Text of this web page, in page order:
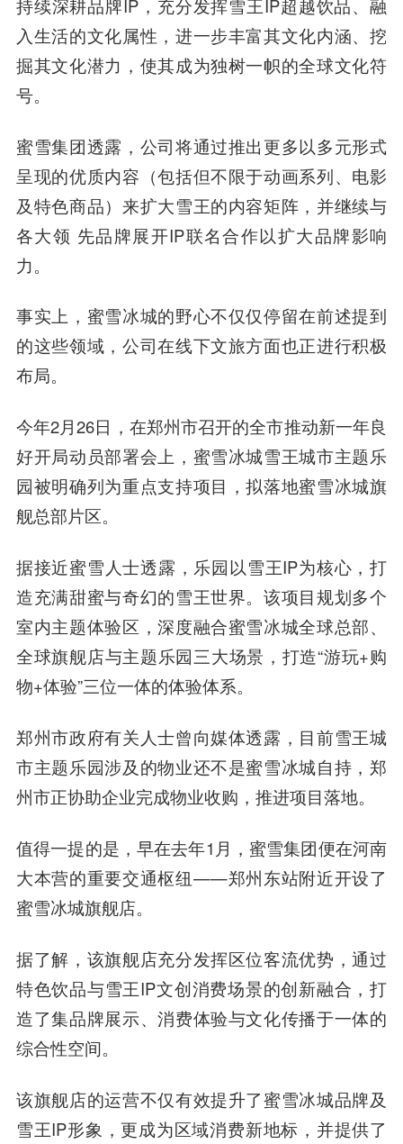
持续深耕品牌IP，充分发挥雪王IP超越饮品、融
入生活的文化属性，进一步丰富其文化内涵、挖
掘其文化潜力，使其成为独树一帜的全球文化符
号。
蜜雪集团透露，公司将通过推出更多以多元形式
呈现的优质内容（包括但不限于动画系列、电影
及特色商品）来扩大雪王的内容矩阵，并继续与
各大领 先品牌展开IP联名合作以扩大品牌影响
力。
事实上，蜜雪冰城的野心不仅仅停留在前述提到
的这些领域，公司在线下文旅方面也正进行积极
布局。
今年2月26日，在郑州市召开的全市推动新一年良
好开局动员部署会上，蜜雪冰城雪王城市主题乐
园被明确列为重点支持项目，拟落地蜜雪冰城旗
舰总部片区。
据接近蜜雪人士透露，乐园以雪王IP为核心，打
造充满甜蜜与奇幻的雪王世界。该项目规划多个
室内主题体验区，深度融合蜜雪冰城全球总部、
全球旗舰店与主题乐园三大场景，打造“游玩+购
物+体验”三位一体的体验体系。
郑州市政府有关人士曾向媒体透露，目前雪王城
市主题乐园涉及的物业还不是蜜雪冰城自持，郑
州市正协助企业完成物业收购，推进项目落地。
值得一提的是，早在去年1月，蜜雪集团便在河南
大本营的重要交通枢纽——郑州东站附近开设了
蜜雪冰城旗舰店。
据了解，该旗舰店充分发挥区位客流优势，通过
特色饮品与雪王IP文创消费场景的创新融合，打
造了集品牌展示、消费体验与文化传播于一体的
综合性空间。
该旗舰店的运营不仅有效提升了蜜雪冰城品牌及
雪王IP形象，更成为区域消费新地标，并提供了